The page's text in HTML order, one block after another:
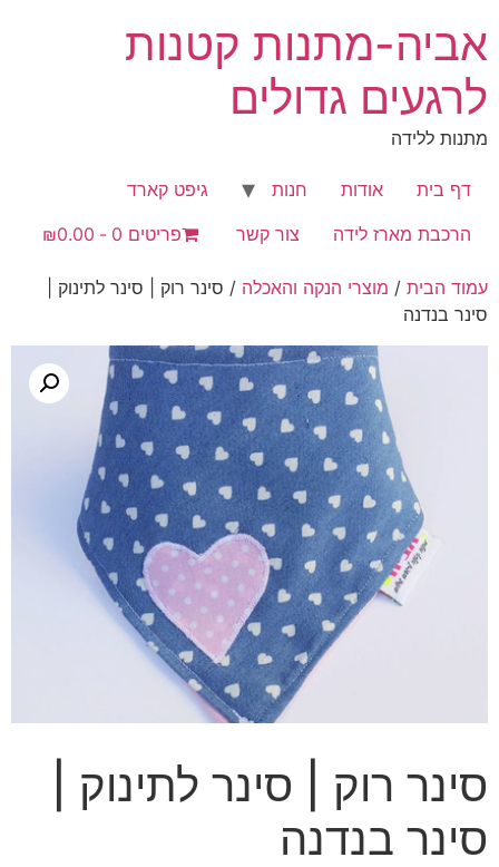
לתוכן
אביה-מתנות קטנות
לרגעים גדולים
מתנות ללידה
דף בית אודות חנות
גיפט קארד
הרכבת מארז לידה
צור קשר פריטים 0 ₪0.00
עמוד הבית / מוצרי הנקה והאכלה / סינר רוק | סינר לתינוק |
סינר בנדנה
סינר רוק | סינר לתינוק |
סינר בנדנה